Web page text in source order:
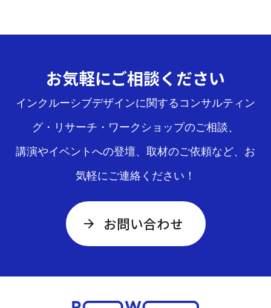
お気軽にご相談ください
インクルーシブデザインに関するコンサルティン
グ・リサーチ・ワークショップのご相談、
講演やイベントへの登壇、取材のご依頼など、お
気軽にご連絡ください！
お問い合わせ